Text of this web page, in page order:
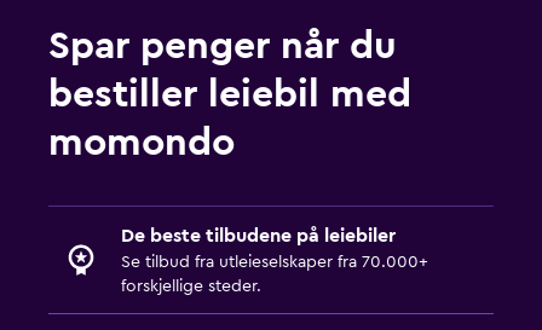
Spar penger når du
bestiller leiebil med
momondo
De beste tilbudene på leiebiler
Se tilbud fra utleieselskaper fra 70.000+
forskjellige steder.